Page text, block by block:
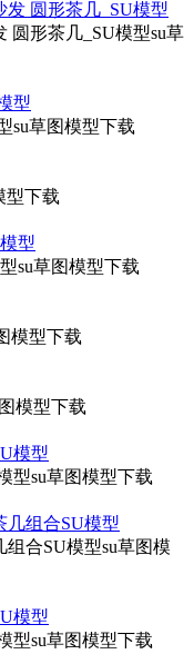
圆形茶几_SU模型su草
su草图模型下载
型下载
su草图模型下载
模型下载
模型下载
型su草图模型下载
合SU模型su草图模
型su草图模型下载